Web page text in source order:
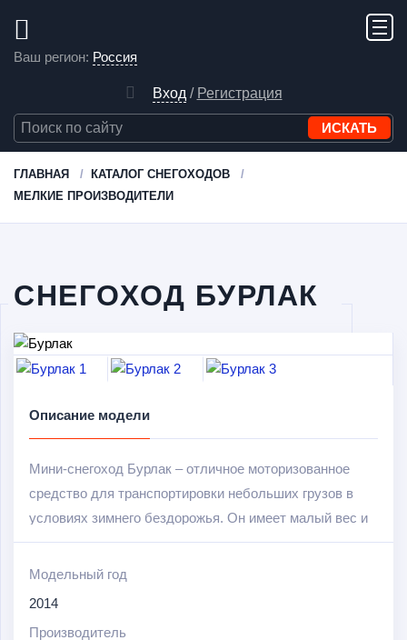
Ваш регион: Россия
Вход / Регистрация
ГЛАВНАЯ
КАТАЛОГ СНЕГОХОДОВ
МЕЛКИЕ ПРОИЗВОДИТЕЛИ
СНЕГОХОД БУРЛАК
Описание модели
Мини-снегоход Бурлак – отличное моторизованное
средство для транспортировки небольших грузов в
условиях зимнего бездорожья. Он имеет малый вес и
скромные габариты, легко собирается без применения
специального инструмента, экономичен, без труда
Модельный год
2014
Производитель